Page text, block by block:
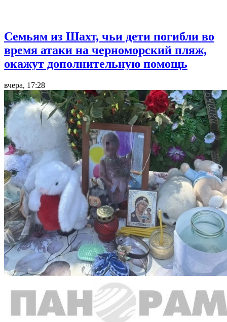
Семьям из Шахт, чьи дети погибли во
время атаки на черноморский пляж,
окажут дополнительную помощь
вчера, 17:28